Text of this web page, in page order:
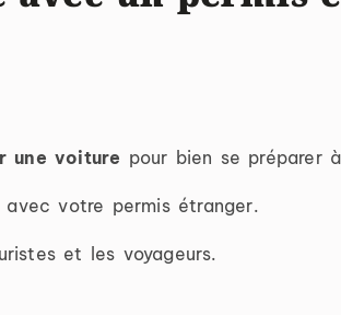
une voiture pour bien se préparer
avec votre permis étranger.
et les voyageurs.